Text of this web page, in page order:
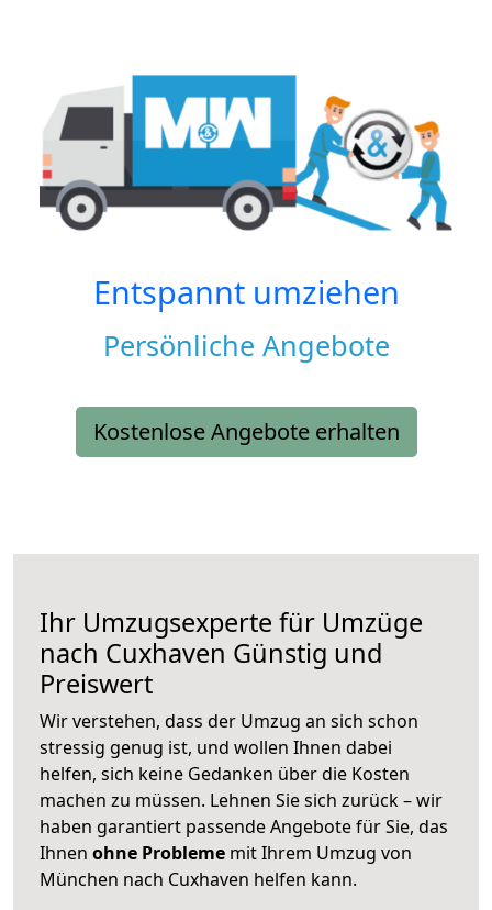
Entspannt umziehen
Persönliche Angebote
Kostenlose Angebote erhalten
Ihr Umzugsexperte für Umzüge
nach Cuxhaven Günstig und
Preiswert
Wir verstehen, dass der Umzug an sich schon
stressig genug ist, und wollen Ihnen dabei
helfen, sich keine Gedanken über die Kosten
machen zu müssen. Lehnen Sie sich zurück – wir
haben garantiert passende Angebote für Sie, das
Ihnen ohne Probleme mit Ihrem Umzug von
München nach Cuxhaven helfen kann.